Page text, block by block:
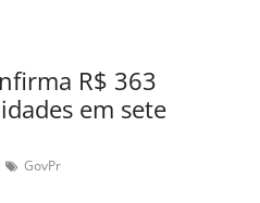
R$ 363
em sete
GovPr